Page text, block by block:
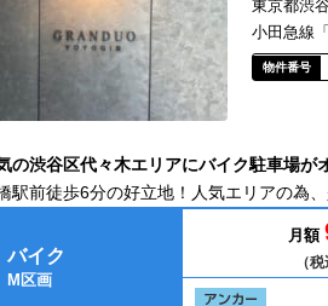
東京都渋
小田急線
気の渋谷区代々木エリアにバイク駐車場が
駅前徒歩6分の好立地！人気エリアの為
バイク
M区画
月額
（